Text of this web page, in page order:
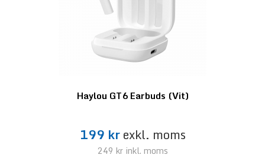
Haylou GT6 Earbuds (Vit)
199 krexkl. moms
249 krinkl. moms